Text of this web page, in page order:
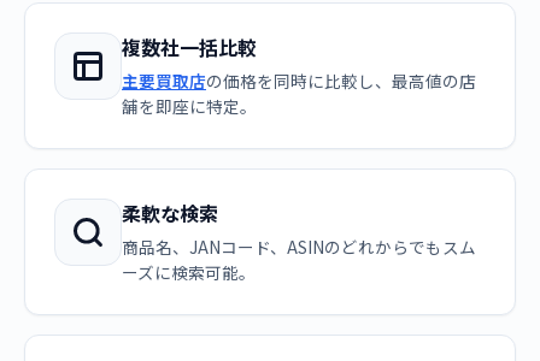
複数社一括比較
主要買取店の価格を同時に比較し、最高値の店
舗を即座に特定。
柔軟な検索
商品名、JANコード、ASINのどれからでもスム
ーズに検索可能。